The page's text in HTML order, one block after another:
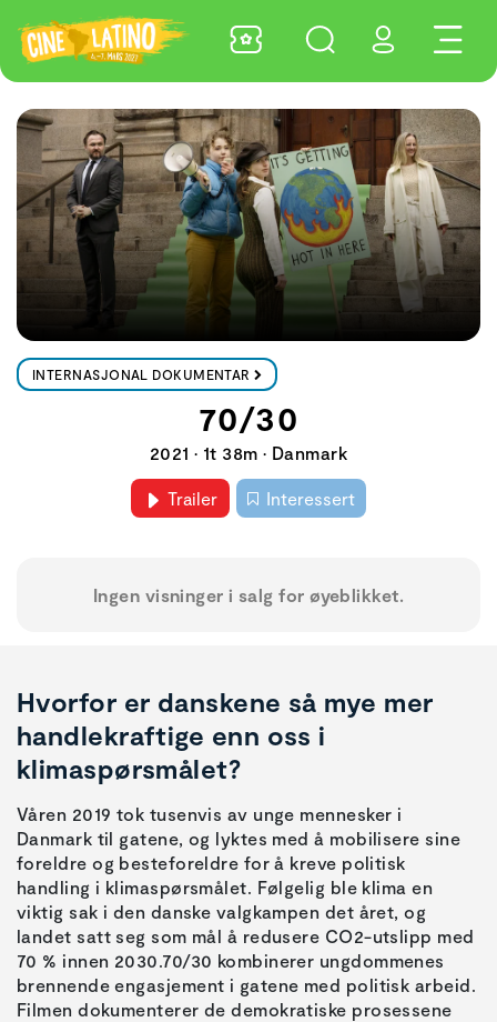
INTERNASJONAL DOKUMENTAR
70/30
2021 • 1t 38m • Danmark
Trailer Interessert
Ingen visninger i salg for øyeblikket.
Hvorfor er danskene så mye mer
handlekraftige enn oss i
klimaspørsmålet?
Våren 2019 tok tusenvis av unge mennesker i
Danmark til gatene, og lyktes med å mobilisere sine
foreldre og besteforeldre for å kreve politisk
handling i klimaspørsmålet. Følgelig ble klima en
viktig sak i den danske valgkampen det året, og
landet satt seg som mål å redusere CO2-utslipp med
70 % innen 2030.70/30 kombinerer ungdommenes
brennende engasjement i gatene med politisk arbeid.
Filmen dokumenterer de demokratiske prosessene